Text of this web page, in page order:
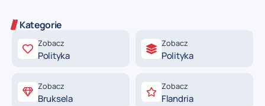
Kategorie
Zobacz
Polityka
Zobacz
Polityka
Zobacz
Bruksela
Zobacz
Flandria